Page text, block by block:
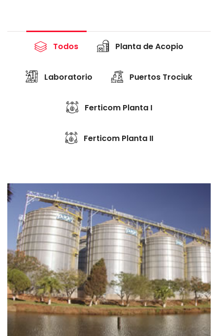
Todos Planta de Acopio
Laboratorio Puertos Trociuk
Ferticom Planta I
Ferticom Planta II